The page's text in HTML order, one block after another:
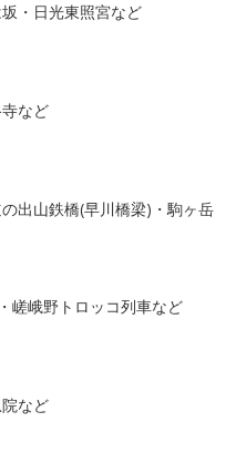
・日光東照宮など
など
出山鉄橋(早川橋梁)・駒ヶ岳
嵯峨野トロッコ列車など
など